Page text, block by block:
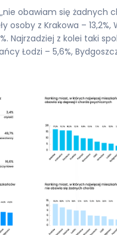
obawiam się żadnych
osoby z Krakowa – 13,2%,
Najrzadziej z kolei taki
Łodzi – 5,6%,